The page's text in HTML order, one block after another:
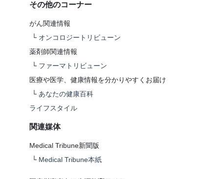
その他のコーナー
がん関連情報
└ オンコロジートリビューン
薬剤師関連情報
└ ファーマトリビューン
医療や医学、健康情報を分かりやすくお届け
└ あなたの健康百科
ライフスタイル
関連媒体
Medical Tribune新聞版
└ Medical Tribune本紙